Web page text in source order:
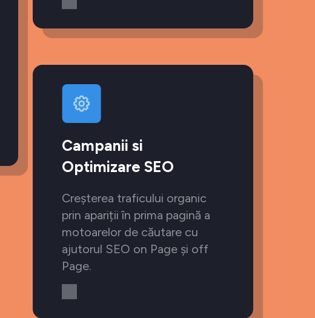
Campanii si
Optimizare SEO
Creșterea traficului organic
prin apariții în prima pagină a
motoarelor de căutare cu
ajutorul SEO on Page și off
Page.